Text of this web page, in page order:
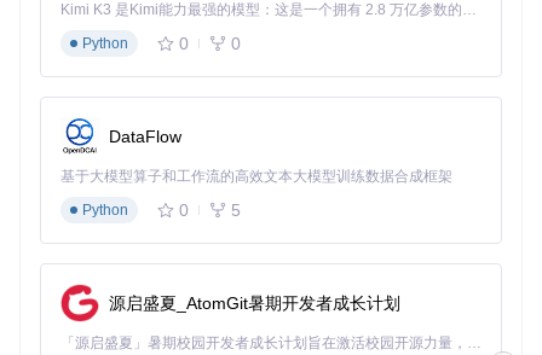
版本安装包
格式转换
：通过OBJ格式作为中间桥梁进行模型传输，虽
调试模式启用：在Blender的GoB插件设置中勾选"启用调
试输出"，收集详细日志用于问题定位
根治方案实施
要彻底解决兼容性问题，需要对插件进行以下修改：
版本检测机制
+ zbrush_version = int(header_data[8:12])
+ if zbrush_version >= 2025:
+     color_format = '4B'  # RGBA格式
+ else:
Kimi K3 是Kimi能力最强的模型：这是一个拥有 2.8 万亿参数的混合专家（MoE）模型，具备原生视觉理解能力，并支持 100 万 token 的上下文窗口。
Python
0 0
DataFlow
基于大模型算子和工作流的高效文本大模型训练数据合成框架
Python
0 5
源启盛夏_AtomGit暑期开发者成长计划
「源启盛夏」暑期校园开发者成长计划旨在激活校园开源力量，通过积分激励、认证扶持、资源倾斜等形式，引导高校组织和开发者完成「入驻 — 建项目 — 做贡献 — 获认证 — 得资源」的完整闭环。无论你是想带领社团入驻平台的组织者，还是希望用代码贡献证明自己的开发者，都能在这里找到属于你的成长路径。